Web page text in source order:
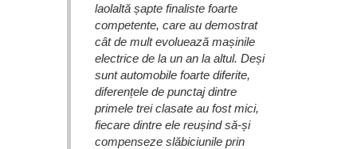
laolaltă șapte finaliste foarte
competente, care au demostrat
cât de mult evoluează mașinile
electrice de la un an la altul. Deși
sunt automobile foarte diferite,
diferențele de punctaj dintre
primele trei clasate au fost mici,
fiecare dintre ele reușind să-și
compenseze slăbiciunile prin